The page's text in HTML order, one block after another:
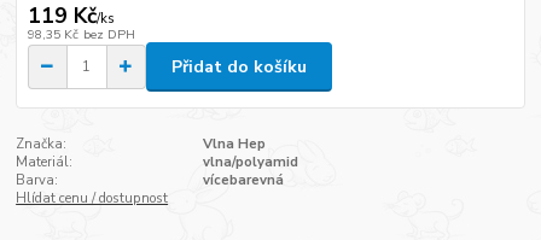
119 Kč/ks
98,35 Kč bez DPH
Přidat do košíku
Značka:
Vlna Hep
Materiál:
vlna/polyamid
Barva:
vícebarevná
Hlídat cenu / dostupnost